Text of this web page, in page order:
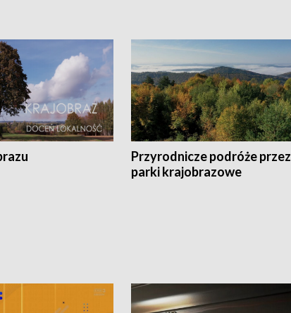
Przyrodnicze podróże przez
parki krajobrazowe